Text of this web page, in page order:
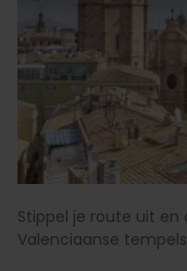
Stippel je route uit
Valenciaanse